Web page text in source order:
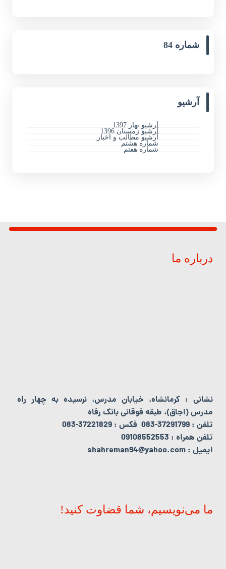
شماره 84
آرشیو
آرشیو بهار 1397
آرشیو زمستان 1396
آرشیو مطالب و اخبار
شماره هشتم
شماره هفتم
درباره ما
نشانی : کرمانشاه، خیابان مدرس، نرسیده به چهار راه
مدرس (اجاق)، طبقه فوقانی بانک رفاه
تلفن : 37291799-083 فکس : 37221829-083
تلفن همراه : 09108552553
ایمیل : shahreman94@yahoo.com
ما می‌نویسیم، شما قضاوت کنید!